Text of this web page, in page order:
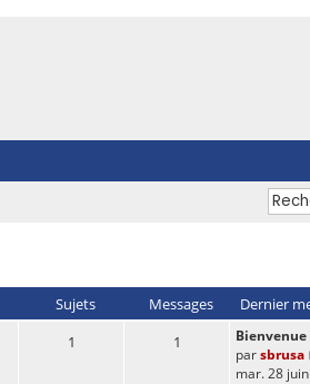
Sujets Messages Dernier
1 1
parsbrusa
mar. 28